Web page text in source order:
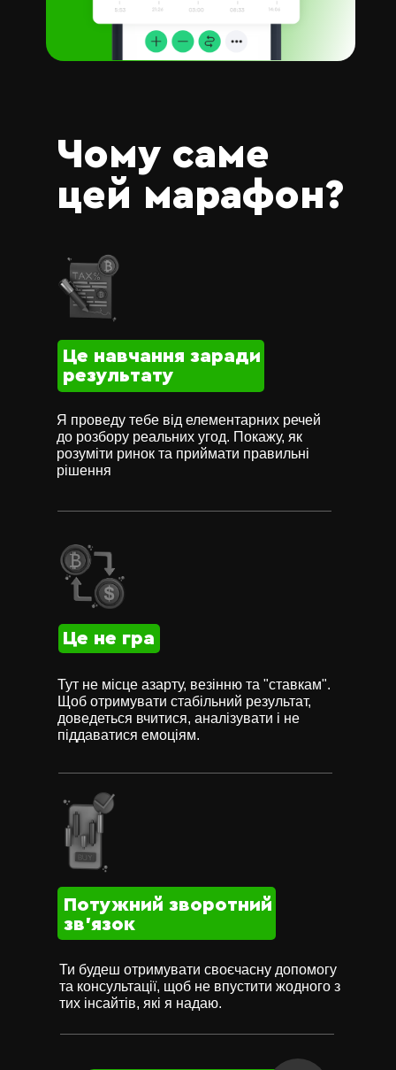
Чому саме
цей марафон?
Я проведу тебе від елементарних речей
до розбору реальних угод. Покажу, як
розуміти ринок та приймати правильні
рішення
Це не гра
Тут не місце азарту, везінню та "ставкам".
Щоб отримувати стабільний результат,
доведеться вчитися, аналізувати і не
піддаватися емоціям.
Потужний зворотний
зв'язок
Ти будеш отримувати своєчасну допомогу
та консультації, щоб не впустити жодного з
тих інсайтів, які я надаю.
Це навчання заради
результату